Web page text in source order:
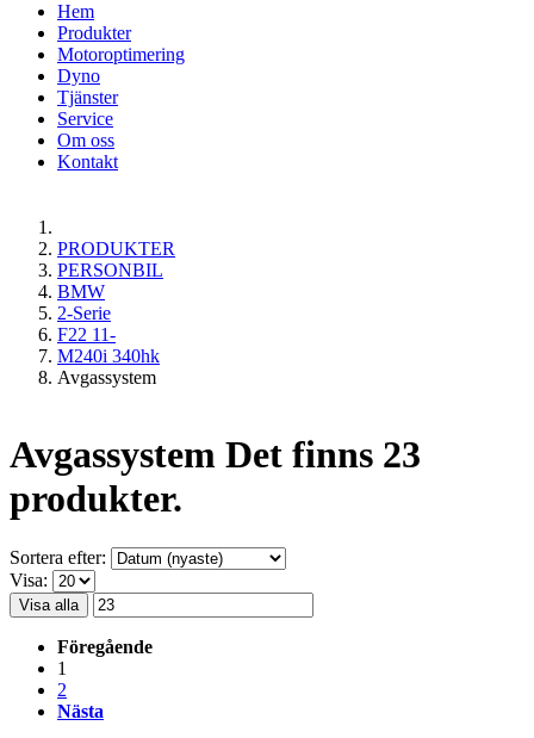
Hem
Produkter
Motoroptimering
Dyno
Tjänster
Service
Om oss
Kontakt
PRODUKTER
PERSONBIL
BMW
2-Serie
F22 11-
M240i 340hk
Avgassystem
Avgassystem Det finns 23
produkter.
Sortera efter:
Visa:
Visa alla
Föregående
1
2
Nästa